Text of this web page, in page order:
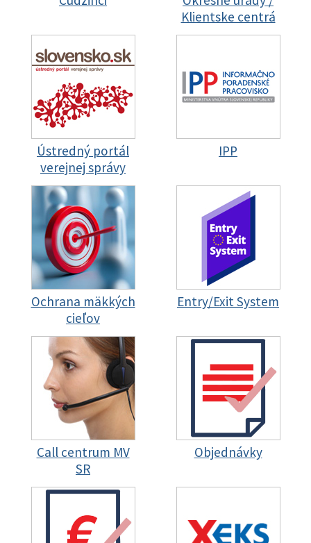
Klientske centrá
Ústredný portál
verejnej správy
IPP
Ochrana mäkkých
cieľov
Entry/Exit System
Call centrum MV
SR
Objednávky